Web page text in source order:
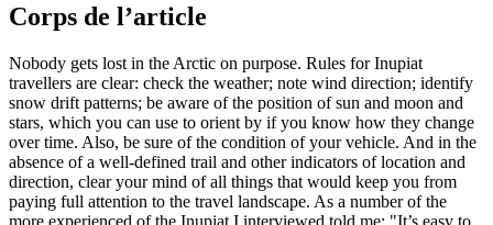
Corps de l’article
Nobody gets lost in the Arctic on purpose. Rules for Inupiat
travellers are clear: check the weather; note wind direction; identify
snow drift patterns; be aware of the position of sun and moon and
stars, which you can use to orient by if you know how they change
over time. Also, be sure of the condition of your vehicle. And in the
absence of a well-defined trail and other indicators of location and
direction, clear your mind of all things that would keep you from
paying full attention to the travel landscape. As a number of the
more experienced of the Inupiat I interviewed told me: "It’s easy to